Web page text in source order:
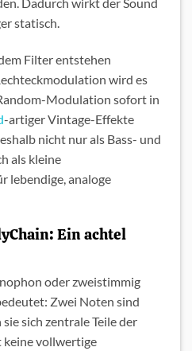
Dadurch wirkt der Sound
statisch.
Filter entstehen
wird es
Modulation sofort in
-artiger Vintage-Effekte
nicht nur als Bass- und
als kleine
lebendige, analoge
Ein achtel
oder zweistimmig
Zwei Noten sind
sich zentrale Teile der
keine vollwertige